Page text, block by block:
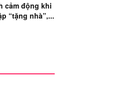
cảm động khi
“tặng nhà”,...